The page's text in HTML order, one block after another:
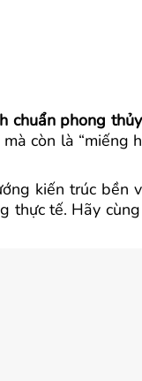
chuẩn phong thủy
còn là
kiến trúc bền
tế. Hãy